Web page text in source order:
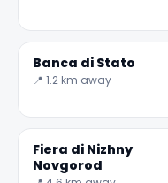
Banca di Stato
📍 1.2 km away
Fiera di Nizhny
Novgorod